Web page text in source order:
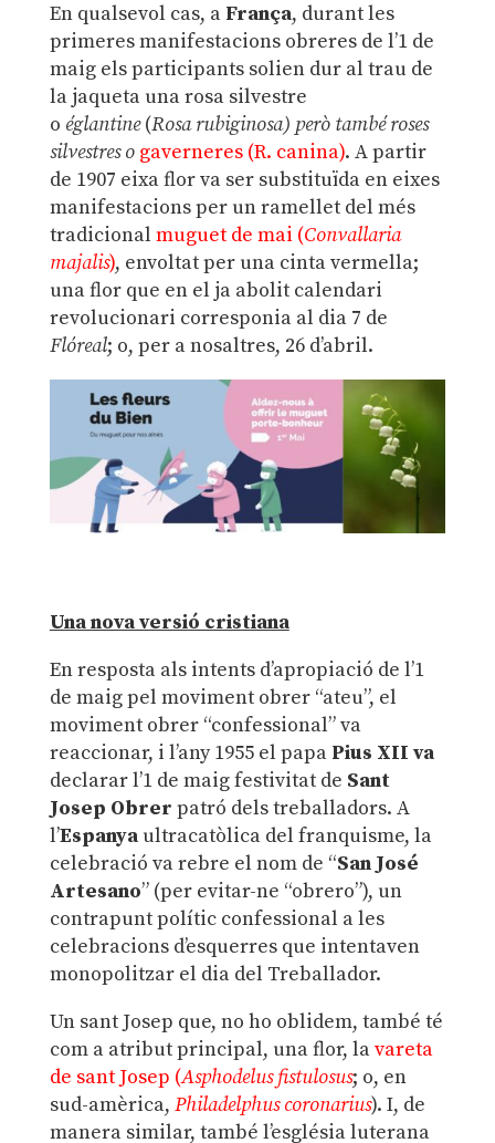
En qualsevol cas, a França, durant les
primeres manifestacions obreres de l’1 de
maig els participants solien dur al trau de
la jaqueta una rosa silvestre
o églantine(Rosa rubiginosa) però també roses
silvestres o gaverneres (R. canina). A partir
de 1907 eixa flor va ser substituïda en eixes
manifestacions per un ramellet del més
tradicional muguet de mai (Convallaria
majalis), envoltat per una cinta vermella;
una flor que en el ja abolit calendari
revolucionari corresponia al dia 7 de
Flóreal; o, per a nosaltres, 26 d’abril.
Una nova versió cristiana
En resposta als intents d’apropiació de l’1
de maig pel moviment obrer “ateu”, el
moviment obrer “confessional” va
reaccionar, i l’any 1955 el papa Pius XII va
declarar l’1 de maig festivitat de Sant
Josep Obrer patró dels treballadors. A
l’Espanya ultracatòlica del franquisme, la
celebració va rebre el nom de “San José
Artesano” (per evitar-ne “obrero”), un
contrapunt polític confessional a les
celebracions d’esquerres que intentaven
monopolitzar el dia del Treballador.
Un sant Josep que, no ho oblidem, també té
com a atribut principal, una flor, lavareta
de sant Josep (Asphodelus fistulosus; o, en
sud-amèrica, Philadelphus coronarius). I, de
manera similar, també l’església luterana